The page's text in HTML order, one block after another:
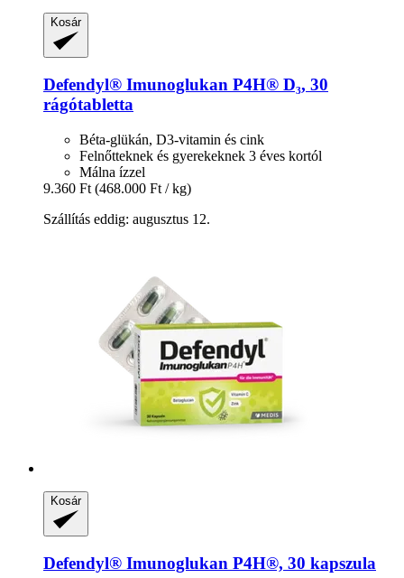
Kosár
Defendyl® Imunoglukan P4H® D₃, 30
rágótabletta
Béta-glükán, D3-vitamin és cink
Felnőtteknek és gyerekeknek 3 éves kortól
Málna ízzel
9.360 Ft (468.000 Ft / kg)
Szállítás eddig: augusztus 12.
Kosár
Defendyl® Imunoglukan P4H®, 30 kapszula